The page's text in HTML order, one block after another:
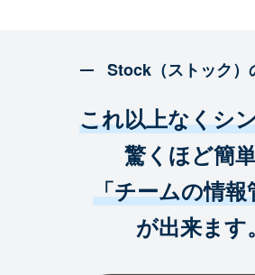
Stock（ストック）
これ以上なくシ
驚くほど簡
「チームの情報
が出来ます。